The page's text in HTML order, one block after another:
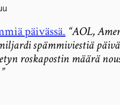
päivässä. “AOL,
spämmiviestiä
roskapostin määrä